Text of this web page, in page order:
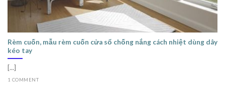
Rèm cuốn, mẫu rèm cuốn cửa sổ chống nắng cách nhiệt dùng dây
kéo tay
[...]
1 COMMENT